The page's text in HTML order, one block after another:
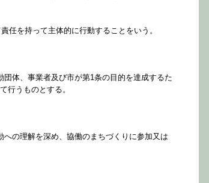
を持って主体的に行動することをいう。
体、事業者及び市が第1条の目的を達成するた
行うものとする。
の理解を深め、協働のまちづくりに参加又は